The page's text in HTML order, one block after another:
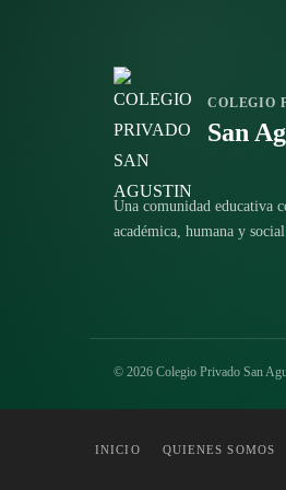
COLEGIO
San
Una comunidad educativa
académica, humana y
© 2026 Colegio Privado San
INICIO QUIENES SOMOS